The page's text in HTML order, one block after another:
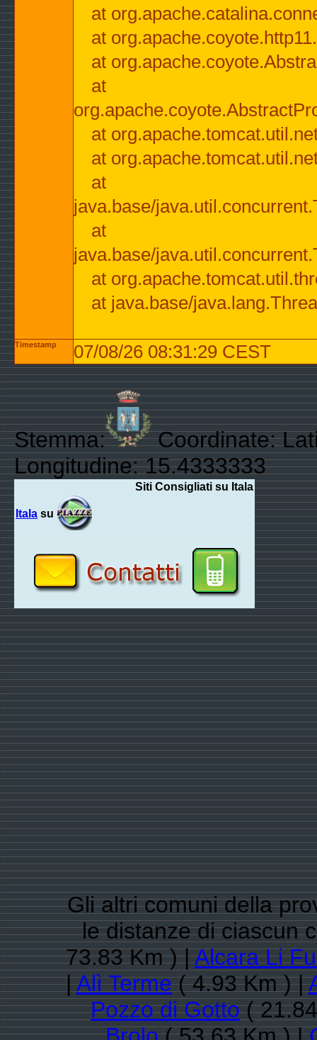
at
at
at
at
at
at
at
java.base/
at
java.base/
at
at java.base/
Timestamp 07/08/26 08:31:29 CEST
Stemma:
Coordinate:
Longitudine: 15.4333333
Siti Consigliati su Itala
Itala su
Gli altri comuni della
le distanze di ciascun
73.83 Km ) |Alcara Li
|Alì Terme( 4.93 Km ) |
Pozzo di Gotto(